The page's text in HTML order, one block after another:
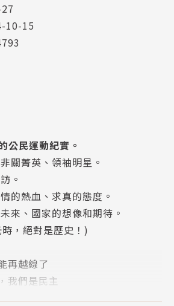
10-15
公民運動紀實。
關菁英、領袖明星。
。
的熱血、求真的態度。
來、國家的想像和期待。
，絕對是歷史！)
再越線了
我們是民主